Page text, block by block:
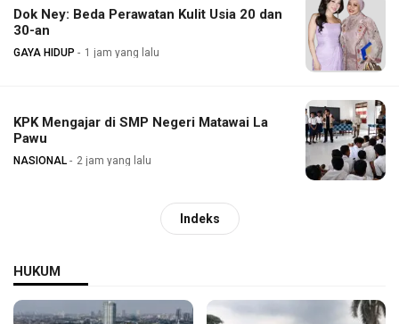
Dok Ney: Beda Perawatan Kulit Usia 20 dan
30-an
GAYA HIDUP 1 jam yang lalu
KPK Mengajar di SMP Negeri Matawai La
Pawu
NASIONAL 2 jam yang lalu
Indeks
HUKUM